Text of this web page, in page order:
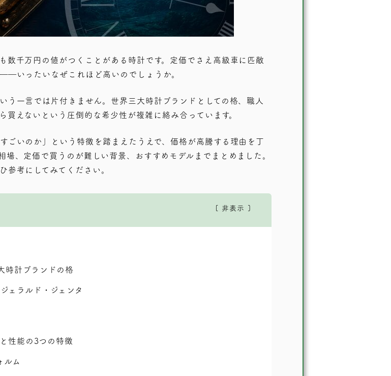
数千万円の値がつくことがある時計です。定価でさえ高級車に匹敵
いったいなぜこれほど高いのでしょうか。
う一言では片付きません。世界三大時計ブランドとしての格、職人
えないという圧倒的な希少性が複雑に絡み合っています。
ごいのか」という特徴を踏まえたうえで、価格が高騰する理由を丁
、定価で買うのが難しい背景、おすすめモデルまでまとめました。
参考にしてみてください。
非表示
時計ブランドの格
ェラルド・ジェンタ
性能の3つの特徴
ルム